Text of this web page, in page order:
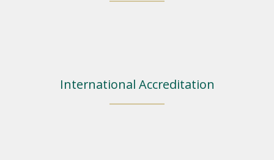
International Accreditation